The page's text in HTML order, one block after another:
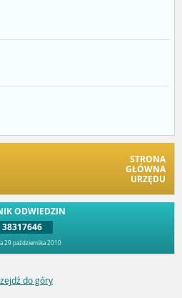
STRONA
GŁÓWNA
URZĘDU
ODWIEDZIN
38317646
29 października 2010
do góry